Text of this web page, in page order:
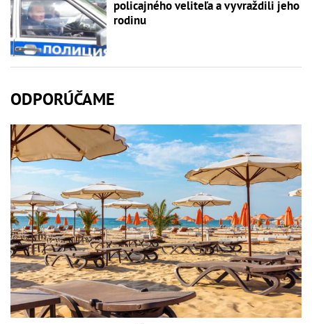
policajného veliteľa a vyvraždili jeho
rodinu
ODPORÚČAME